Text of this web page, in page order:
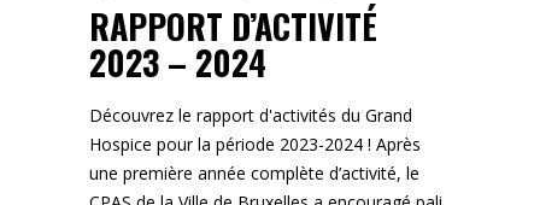
RAPPORT D’ACTIVITÉ
2023 – 2024
Découvrez le rapport d'activités du Grand
Hospice pour la période 2023-2024 ! Après
une première année complète d’activité, le